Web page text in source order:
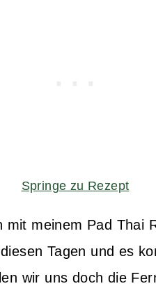
Springe zu Rezept
mit meinem Pad Thai
Tagen und es
wir uns doch die